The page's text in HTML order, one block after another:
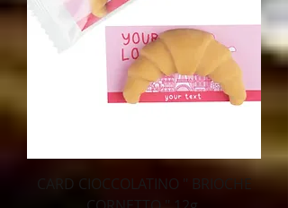
CARD CIOCCOLATINO " BRIOCHE